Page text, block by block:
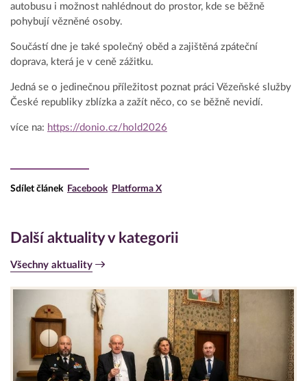
autobusu i možnost nahlédnout do prostor, kde se běžně
pohybují vězněné osoby.
Součástí dne je také společný oběd a zajištěná zpáteční
doprava, která je v ceně zážitku.
Jedná se o jedinečnou příležitost poznat práci Vězeňské služby
České republiky zblízka a zažít něco, co se běžně nevidí.
více na: https://donio.cz/hold2026
Sdílet článek Facebook Platforma X
Další aktuality v kategorii
Všechny aktuality